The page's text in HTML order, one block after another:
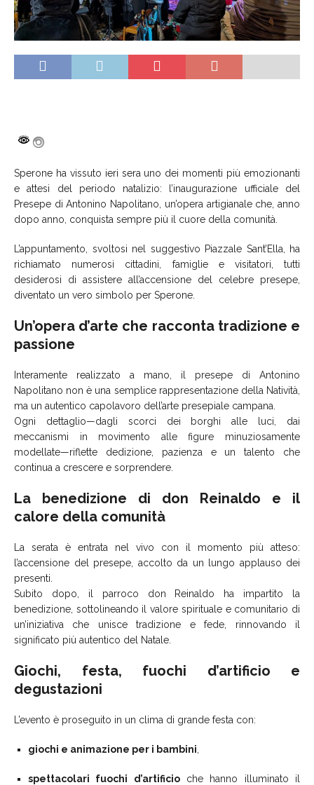
Sperone ha vissuto ieri sera uno dei momenti più emozionanti
e attesi del periodo natalizio: l’inaugurazione ufficiale del
Presepe di Antonino Napolitano, un’opera artigianale che, anno
dopo anno, conquista sempre più il cuore della comunità.
L’appuntamento, svoltosi nel suggestivo Piazzale Sant’Ella, ha
richiamato numerosi cittadini, famiglie e visitatori, tutti
desiderosi di assistere all’accensione del celebre presepe,
diventato un vero simbolo per Sperone.
Un’opera d’arte che racconta tradizione e
passione
Interamente realizzato a mano, il presepe di Antonino
Napolitano non è una semplice rappresentazione della Natività,
ma un autentico capolavoro dell’arte presepiale campana.
Ogni dettaglio—dagli scorci dei borghi alle luci, dai
meccanismi in movimento alle figure minuziosamente
modellate—riflette dedizione, pazienza e un talento che
continua a crescere e sorprendere.
La benedizione di don Reinaldo e il
calore della comunità
La serata è entrata nel vivo con il momento più atteso:
l’accensione del presepe, accolto da un lungo applauso dei
presenti.
Subito dopo, il parroco don Reinaldo ha impartito la
benedizione, sottolineando il valore spirituale e comunitario di
un’iniziativa che unisce tradizione e fede, rinnovando il
significato più autentico del Natale.
Giochi, festa, fuochi d’artificio e
degustazioni
L’evento è proseguito in un clima di grande festa con:
giochi e animazione per i bambini
spettacolari fuochi d’artificioche hanno illuminato il